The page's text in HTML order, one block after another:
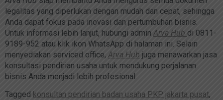
legalitas yang diperlukan dengan mudah dan cepat, sehingga
Anda dapat fokus pada inovasi dan pertumbuhan bisnis.
Untuk informasi lebih lanjut, hubungi admin Arva Hub di 0811-
9189-952 atau klik ikon WhatsApp di halaman ini. Selain
menyediakan serviced office,Arva Hub juga menawarkan jasa
konsultasi pendirian usaha untuk mendukung perjalanan
bisnis Anda menjadi lebih profesional.
Tagged konsultan pendirian badan usaha PKP jakarta pusat,